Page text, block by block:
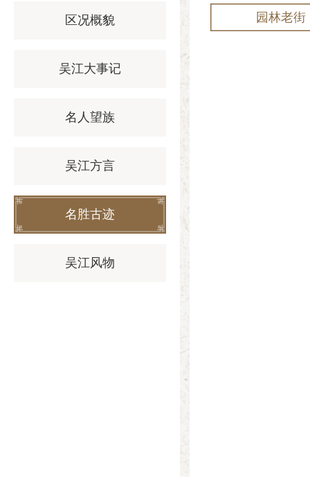
区况概貌
吴江大事记
名人望族
吴江方言
名胜古迹
吴江风物
园林老街